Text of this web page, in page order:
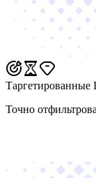
Таргетированные
Точно